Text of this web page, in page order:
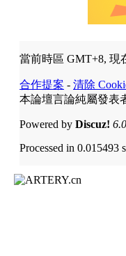
當前時區 GMT+8, 現
合作提案 - 清除
本論壇言論純屬發表
Powered by Discuz!
Processed in 0.015493